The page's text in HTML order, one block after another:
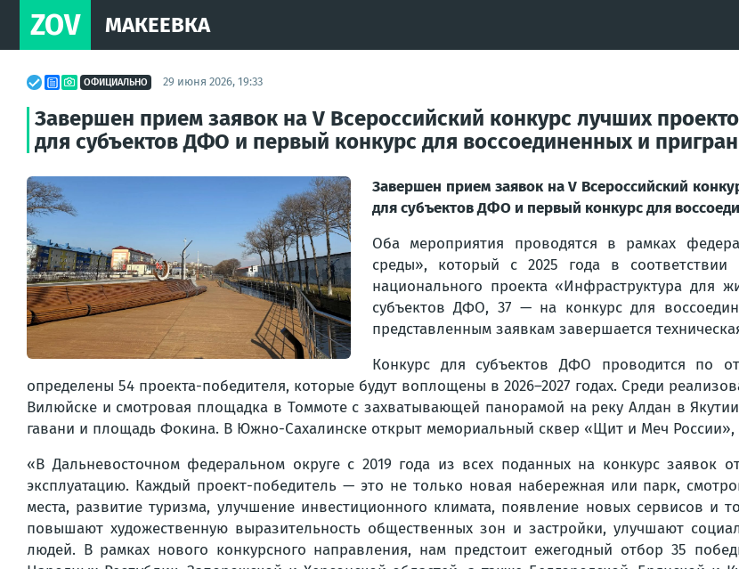
ZOV МАКЕЕВКА
ОФИЦИАЛЬНО 29 июня 2026, 19:33
Завершен прием заявок на V Всероссийский конкурс лучших
для субъектов ДФО и первый конкурс для воссоединенных и
Завершен прием заявок на V Всероссийский
для субъектов ДФО и первый конкурс для
Оба мероприятия проводятся в рамках
среды», который с 2025 года в соответствии
национального проекта «Инфраструктура для
субъектов ДФО, 37 — на конкурс для
представленным заявкам завершается
Конкурс для субъектов ДФО проводится по
определены 54 проекта-победителя, которые будут воплощены в 2026–2027 годах. Среди
Вилюйске и смотровая площадка в Томмоте с захватывающей панорамой на реку Алдан в
гавани и площадь Фокина. В Южно-Сахалинске открыт мемориальный сквер «Щит и Меч
«В Дальневосточном федеральном округе с 2019 года из всех поданных на конкурс заявок
эксплуатацию. Каждый проект-победитель — это не только новая набережная или парк,
места, развитие туризма, улучшение инвестиционного климата, появление новых сервисов и
повышают художественную выразительность общественных зон и застройки, улучшают
людей. В рамках нового конкурсного направления, нам предстоит ежегодный отбор 35